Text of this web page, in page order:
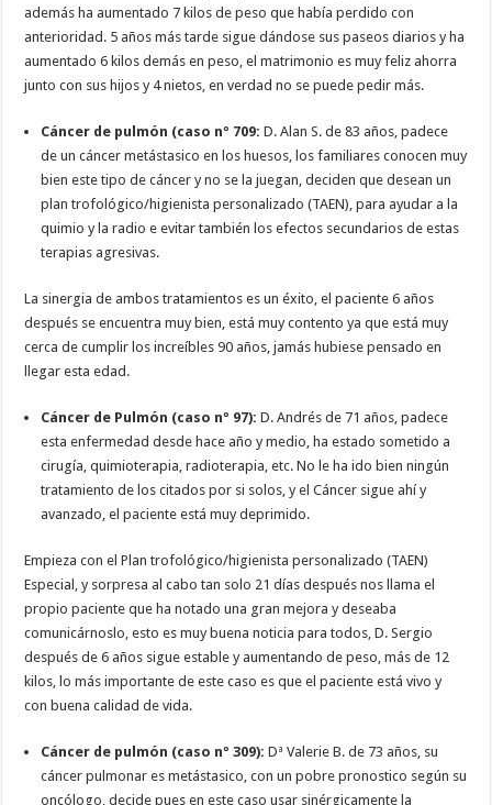
además ha aumentado 7 kilos de peso que había perdido con
anterioridad. 5 años más tarde sigue dándose sus paseos diarios y ha
aumentado 6 kilos demás en peso, el matrimonio es muy feliz ahorra
junto con sus hijos y 4 nietos, en verdad no se puede pedir más.
Cáncer de pulmón (caso nº 709:D. Alan S. de 83 años, padece
de un cáncer metástasico en los huesos, los familiares conocen muy
bien este tipo de cáncer y no se la juegan, deciden que desean un
plan trofológico/higienista personalizado (TAEN), para ayudar a la
quimio y la radio e evitar también los efectos secundarios de estas
terapias agresivas.
La sinergia de ambos tratamientos es un éxito, el paciente 6 años
después se encuentra muy bien, está muy contento ya que está muy
cerca de cumplir los increíbles 90 años, jamás hubiese pensado en
llegar esta edad.
Cáncer de Pulmón (caso nº 97): D. Andrés de 71 años, padece
esta enfermedad desde hace año y medio, ha estado sometido a
cirugía, quimioterapia, radioterapia, etc. No le ha ido bien ningún
tratamiento de los citados por si solos, y el Cáncer sigue ahí y
avanzado, el paciente está muy deprimido.
Empieza con el Plan trofológico/higienista personalizado (TAEN)
Especial, y sorpresa al cabo tan solo 21 días después nos llama el
propio paciente que ha notado una gran mejora y deseaba
comunicárnoslo, esto es muy buena noticia para todos, D. Sergio
después de 6 años sigue estable y aumentando de peso, más de 12
kilos, lo más importante de este caso es que el paciente está vivo y
con buena calidad de vida.
Cáncer de pulmón (caso nº 309):Dª Valerie B. de 73 años, su
cáncer pulmonar es metástasico, con un pobre pronostico según su
oncólogo, decide pues en este caso usar sinérgicamente la